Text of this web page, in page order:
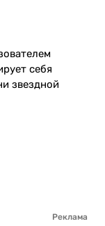
себя
звездной
Реклама